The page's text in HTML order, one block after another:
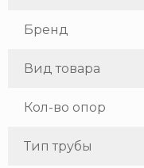
Бренд
Вид товара
Кол-во опор
Тип трубы